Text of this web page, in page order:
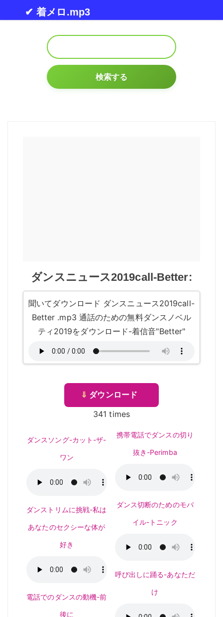
Skip to content
✔ 着メロ.mp3
検索する
ダンスニュース2019call-Better:
聞いてダウンロード ダンスニュース2019call-
Better .mp3 通話のための無料ダンスノベル
ティ2019をダウンロード-着信音"Better"
⇓ ダウンロード
341 times
ダンスソング-カット-ザ-
ワン
ダンストリムに挑戦-私は
あなたのセクシーな体が
好き
電話でのダンスの動機-前
後に
携帯電話でダンスの切り
抜き-Perimba
ダンス切断のためのモバ
イル-トニック
呼び出しに踊る-あなただ
け